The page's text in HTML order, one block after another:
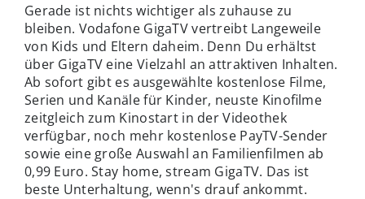
Gerade ist nichts wichtiger als zuhause zu
bleiben. Vodafone GigaTV vertreibt Langeweile
von Kids und Eltern daheim. Denn Du erhältst
über GigaTV eine Vielzahl an attraktiven Inhalten.
Ab sofort gibt es ausgewählte kostenlose Filme,
Serien und Kanäle für Kinder, neuste Kinofilme
zeitgleich zum Kinostart in der Videothek
verfügbar, noch mehr kostenlose PayTV-Sender
sowie eine große Auswahl an Familienfilmen ab
0,99 Euro. Stay home, stream GigaTV. Das ist
beste Unterhaltung, wenn's drauf ankommt.